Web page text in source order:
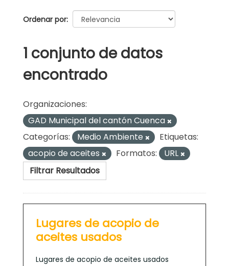
Ordenar por
1 conjunto de datos
encontrado
Organizaciones:
GAD Municipal del cantón Cuenca
Categorías:
Medio Ambiente
Etiquetas:
acopio de aceites
Formatos:
URL
Filtrar Resultados
Lugares de acopio de
aceites usados
Lugares de acopio de aceites usados